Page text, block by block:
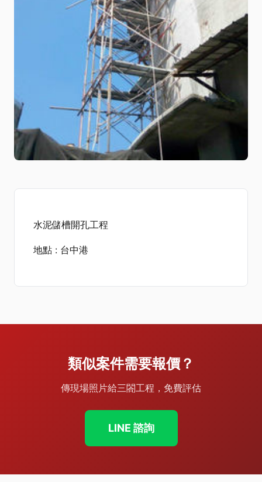
水泥儲槽開孔工程
地點 : 台中港
類似案件需要報價？
傳現場照片給三閤工程，免費評估
LINE 諮詢